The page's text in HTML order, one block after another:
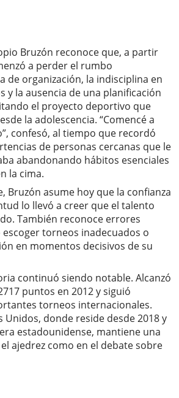
Bruzón reconoce que, a partir
a perder el rumbo
de organización, la indisciplina en
y la ausencia de una planificación
el proyecto deportivo que
la adolescencia. “Comencé a
confesó, al tiempo que recordó
de personas cercanas que le
abandonando hábitos esenciales
la cima.
Bruzón asume hoy que la confianza
lo llevó a creer que el talento
También reconoce errores
torneos inadecuados o
en momentos decisivos de su
continuó siendo notable. Alcanzó
puntos en 2012 y siguió
torneos internacionales.
Unidos, donde reside desde 2018 y
estadounidense, mantiene una
ajedrez como en el debate sobre